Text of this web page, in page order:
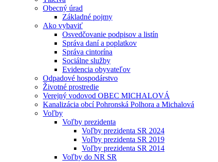
Obecný úrad
Základné pojmy
Ako vybaviť
Osvedčovanie podpisov a listín
Správa daní a poplatkov
Správa cintorína
Sociálne služby
Evidencia obyvateľov
Odpadové hospodárstvo
Životné prostredie
Verejný vodovod OBEC MICHALOVÁ
Kanalizácia obcí Pohronská Polhora a Michalová
Voľby
Voľby prezidenta
Voľby prezidenta SR 2024
Voľby prezidenta SR 2019
Voľby prezidenta SR 2014
Voľby do NR SR